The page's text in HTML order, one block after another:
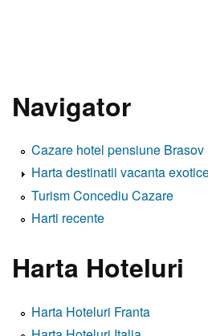
Navigator
Cazare hotel pensiune Brasov
Harta destinatii vacanta
Turism Concediu Cazare
Harti recente
Harta Hoteluri
Harta Hoteluri Franta